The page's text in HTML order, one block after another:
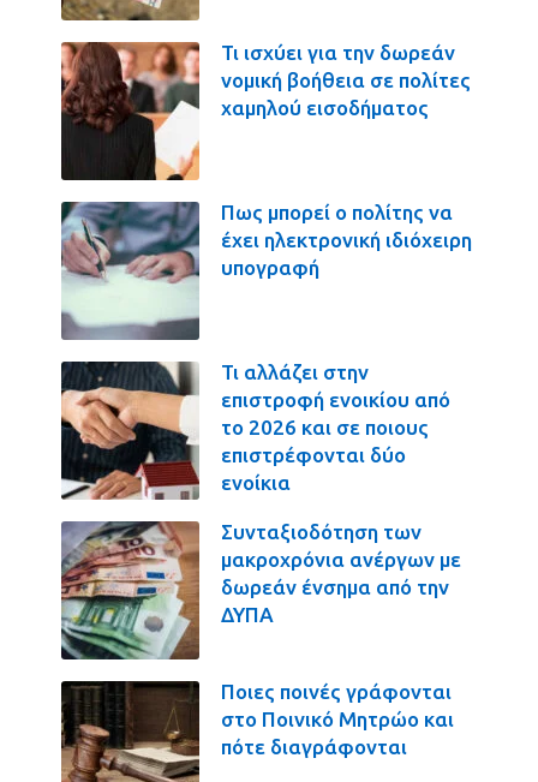
Τι ισχύει για την δωρεάν
νομική βοήθεια σε πολίτες
χαμηλού εισοδήματος
Πως μπορεί ο πολίτης να
έχει ηλεκτρονική ιδιόχειρη
υπογραφή
Τι αλλάζει στην
επιστροφή ενοικίου από
το 2026 και σε ποιους
επιστρέφονται δύο
ενοίκια
Συνταξιοδότηση των
μακροχρόνια ανέργων με
δωρεάν ένσημα από την
ΔΥΠΑ
Ποιες ποινές γράφονται
στο Ποινικό Μητρώο και
πότε διαγράφονται